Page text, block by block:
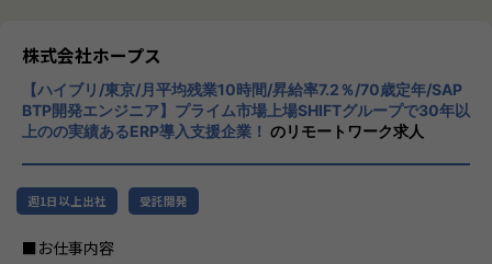
コンサルティングを主軸にイノベーションを起こすためのソ
リューションを提供する会社です。
・MISSION「ワークをもっとワクワクに」
ヒトが元気になれば、ビジネスも活性化する。
​ヒトが何をすべきかを追求し、ITの力で “働くを楽しく” へ
ITの力で人手不足の解消と流動性の拡大に寄与するサービス
CloudやOracle ERP Cloudなどを活用し、企
業の業務プロセスを最適化し、経営管理の強
化を図っています1。
社風/文化
ホープスは、若手社員が活躍できる環境で、
社内の風通しが良く、活気に満ちた雰囲気が
特徴です。多様性を重視し、様々な国籍や背
株式会社ホープス
【ハイブリ/東京/月平均残業10時間/昇給率7.2％/70歳定年/SAP
BTP開発エンジニア】プライム市場上場SHIFTグループで30年以
上のの実績あるERP導入支援企業！ のリモートワーク求人
週1日以上出社 受託開発
■お仕事内容